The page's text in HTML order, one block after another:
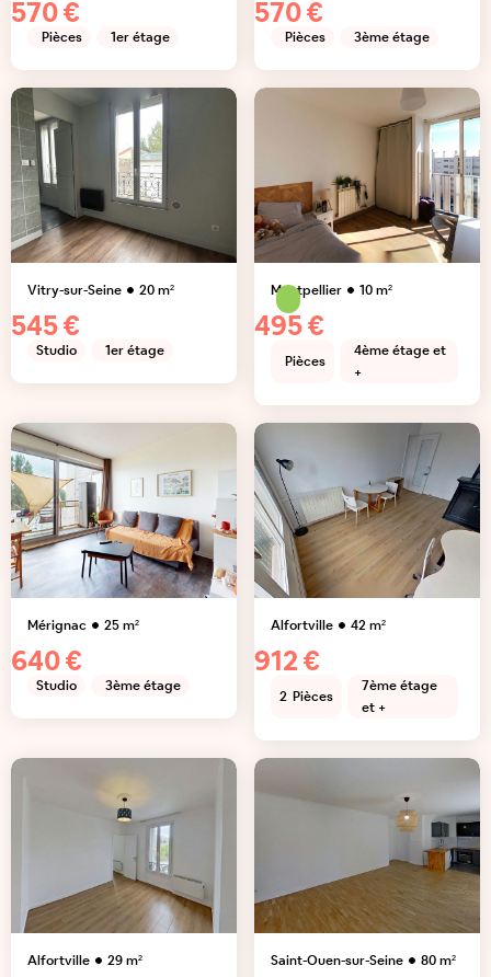
570 €
Pièces 1er étage
570 €
Pièces 3ème étage
Vitry-sur-Seine 20m²
545 €
Studio 1er étage
Montpellier 10m²
495 €
Pièces
4ème étage et
+
Mérignac 25m²
640 €
Studio 3ème étage
Alfortville 42m²
912 €
2 Pièces
7ème étage
et +
Alfortville 29m² Saint-Ouen-sur-Seine 80m²